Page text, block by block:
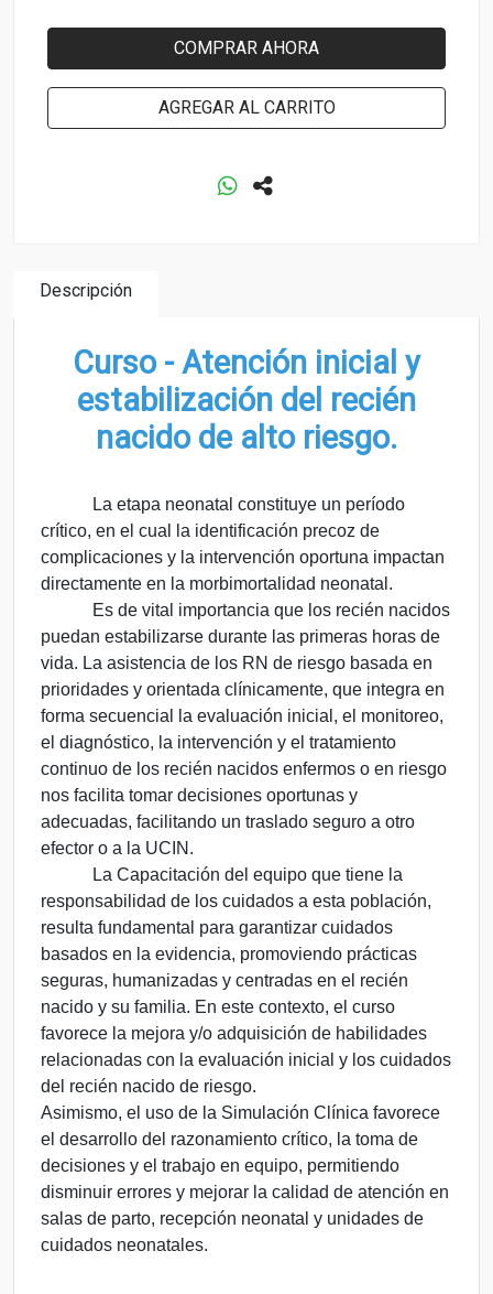
COMPRAR AHORA
AGREGAR AL CARRITO
Descripción
Curso - Atención inicial y
estabilización del recién
nacido de alto riesgo.
La etapa neonatal constituye un período
crítico, en el cual la identificación precoz de
complicaciones y la intervención oportuna impactan
directamente en la morbimortalidad neonatal.
Es de vital importancia que los recién nacidos
puedan estabilizarse durante las primeras horas de
vida. La asistencia de los RN de riesgo basada en
prioridades y orientada clínicamente, que integra en
forma secuencial la evaluación inicial, el monitoreo,
el diagnóstico, la intervención y el tratamiento
continuo de los recién nacidos enfermos o en riesgo
nos facilita tomar decisiones oportunas y
adecuadas, facilitando un traslado seguro a otro
efector o a la UCIN.
La Capacitación del equipo que tiene la
responsabilidad de los cuidados a esta población,
resulta fundamental para garantizar cuidados
basados en la evidencia, promoviendo prácticas
seguras, humanizadas y centradas en el recién
nacido y su familia. En este contexto, el curso
favorece la mejora y/o adquisición de habilidades
relacionadas con la evaluación inicial y los cuidados
del recién nacido de riesgo.
Asimismo, el uso de la Simulación Clínica favorece
el desarrollo del razonamiento crítico, la toma de
decisiones y el trabajo en equipo, permitiendo
disminuir errores y mejorar la calidad de atención en
salas de parto, recepción neonatal y unidades de
cuidados neonatales.